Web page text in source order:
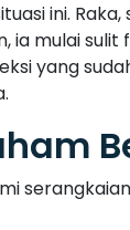
ini.
ia mulai
yang